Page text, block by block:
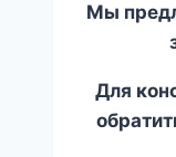
Мы
Для